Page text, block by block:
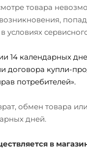
товара
условиях
календарных
договора купли-
потребителей».
обмен товара
дней.
в